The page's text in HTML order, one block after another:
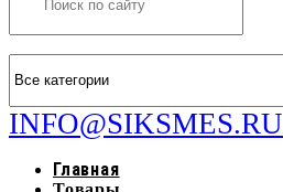
INFO@SIKSMES.RU
Главная